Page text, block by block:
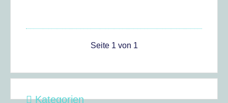
Seite 1 von 1
Kategorien